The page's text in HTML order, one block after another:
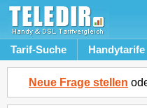
Tarif-Suche Handytarife
Neue Frage stellen